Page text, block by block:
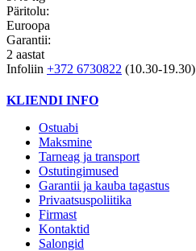
Päritolu:
Euroopa
Garantii:
2 aastat
Infoliin +372 6730822 (10.30-19.30)
KLIENDI INFO
Ostuabi
Maksmine
Tarneag ja transport
Ostutingimused
Garantii ja kauba tagastus
Privaatsuspoliitika
Firmast
Kontaktid
Salongid